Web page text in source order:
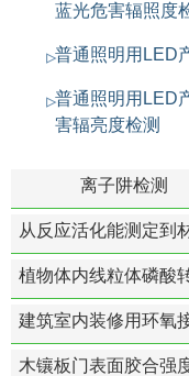
蓝光危害辐照度
普通照明用LED
普通照明用LED
害辐亮度检测
离子阱检测
从反应活化能测定到
化寿命预测的经典
植物体内线粒体磷酸
白活性检测
建筑室内装修用环氧
苯含量检测
木镶板门表面胶合强